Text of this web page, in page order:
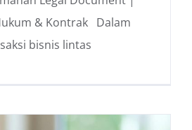
& Kontrak Dalam
bisnis lintas